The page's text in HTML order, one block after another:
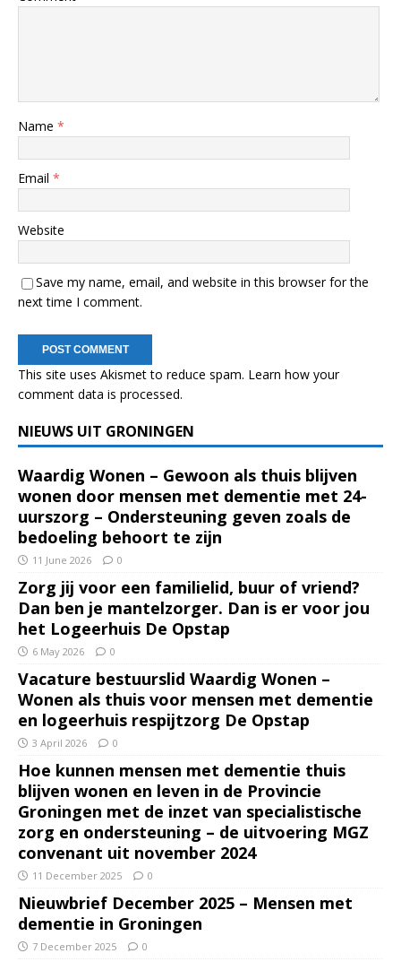
Name *
Email *
Website
Save my name, email, and website in this browser for the
next time I comment.
This site uses Akismet to reduce spam. Learn how your
comment data is processed.
NIEUWS UIT GRONINGEN
Waardig Wonen – Gewoon als thuis blijven
wonen door mensen met dementie met 24-
uurszorg – Ondersteuning geven zoals de
bedoeling behoort te zijn
11 June 2026 0
Zorg jij voor een familielid, buur of vriend?
Dan ben je mantelzorger. Dan is er voor jou
het Logeerhuis De Opstap
6 May 2026 0
Vacature bestuurslid Waardig Wonen –
Wonen als thuis voor mensen met dementie
en logeerhuis respijtzorg De Opstap
3 April 2026 0
Hoe kunnen mensen met dementie thuis
blijven wonen en leven in de Provincie
Groningen met de inzet van specialistische
zorg en ondersteuning – de uitvoering MGZ
convenant uit november 2024
11 December 2025 0
Nieuwbrief December 2025 – Mensen met
dementie in Groningen
7 December 2025 0